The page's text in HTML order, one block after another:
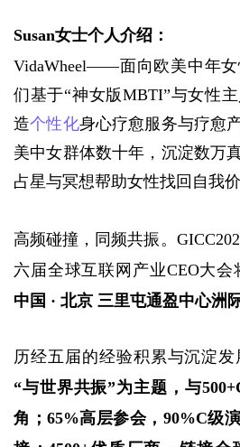
Susan女士个人介绍：
VidaWheel——面向欧美中年女
们基于“神女版MBTI”与女性
造个性化身心疗愈服务与疗愈
美中女群体数十年，沉淀数万
占星与冥想帮助女性找回自我
高频碰撞，同频共振。
六届全球互联网产业CEO大会
中国 · 北京 三里屯通盈中心洲
历经五届的经验积累与沉淀发
“与世界共振”为主题，与
角；65%高层参会，90%C级